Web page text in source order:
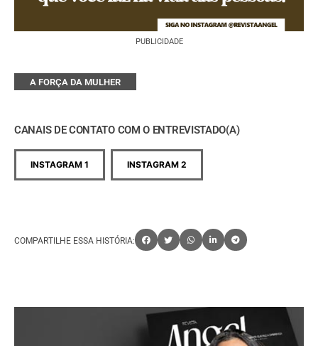
PUBLICIDADE
A FORÇA DA MULHER
CANAIS DE CONTATO COM O ENTREVISTADO(A)
INSTAGRAM 1 INSTAGRAM 2
COMPARTILHE ESSA HISTÓRIA: